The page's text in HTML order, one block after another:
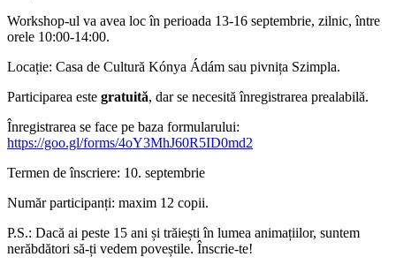
Workshop-ul va avea loc în perioada 13-16 septembrie, zilnic, între
orele 10:00-14:00.
Locație: Casa de Cultură Kónya Ádám sau pivnița Szimpla.
Participarea este gratuită, dar se necesită înregistrarea prealabilă.
Înregistrarea se face pe baza formularului:
https://goo.gl/forms/4oY3MhJ60R5ID0md2
Termen de înscriere: 10. septembrie
Număr participanți: maxim 12 copii.
P.S.: Dacă ai peste 15 ani și trăiești în lumea animațiilor, suntem
nerăbdători să-ți vedem poveștile. Înscrie-te!